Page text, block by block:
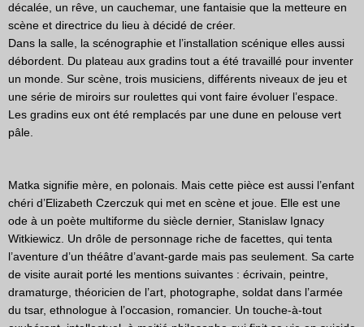
décalée, un rêve, un cauchemar, une fantaisie que la metteure en
scène et directrice du lieu à décidé de créer.
Dans la salle, la scénographie et l’installation scénique elles aussi
débordent. Du plateau aux gradins tout a été travaillé pour inventer
un monde. Sur scène, trois musiciens, différents niveaux de jeu et
une série de miroirs sur roulettes qui vont faire évoluer l’espace.
Les gradins eux ont été remplacés par une dune en pelouse vert
pâle.
Matka signifie mère, en polonais. Mais cette pièce est aussi l’enfant
chéri d’Elizabeth Czerczuk qui met en scène et joue. Elle est une
ode à un poète multiforme du siècle dernier, Stanislaw Ignacy
Witkiewicz. Un drôle de personnage riche de facettes, qui tenta
l’aventure d’un théâtre d’avant-garde mais pas seulement. Sa carte
de visite aurait porté les mentions suivantes : écrivain, peintre,
dramaturge, théoricien de l’art, photographe, soldat dans l’armée
du tsar, ethnologue à l’occasion, romancier. Un touche-à-tout